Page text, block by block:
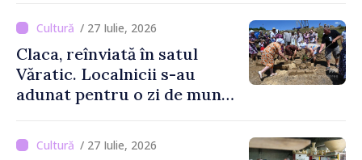
/ 27 Iulie, 2026
Claca, reînviată în satul
Văratic. Localnicii s-au
adunat pentru o zi de muncă
/ 27 Iulie, 2026